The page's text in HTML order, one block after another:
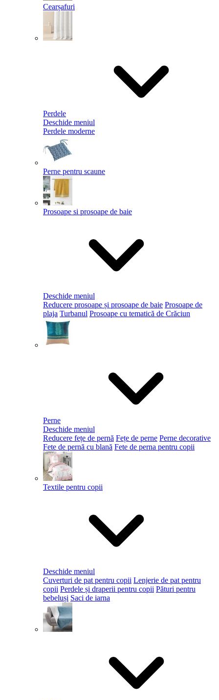
Cearșafuri
Perdele
Deschide meniul
Perdele moderne
Perne pentru scaune
Prosoape si prosoape de baie
Deschide meniul
Reducere prosoape și prosoape de baie Prosoape de
plaja Turbanul Prosoape cu tematică de Crăciun
Perne
Deschide meniul
Reducere fețe de pernă Fețe de perne Perne decorative
Fete de pernă cu blană Fete de perna pentru copii
Textile pentru copii
Deschide meniul
Cuverturi de pat pentru copii Lenjerie de pat pentru
copii Perdele și draperii pentru copii Pături pentru
bebeluși Saci de iarna